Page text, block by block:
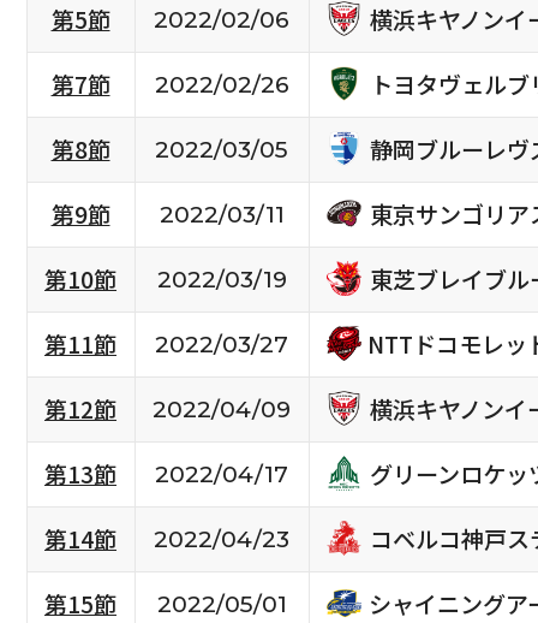
第5節
2022/02/06
横浜キヤノンイ
第7節
2022/02/26
トヨタヴェル
第8節
2022/03/05
静岡ブルーレヴ
第9節
2022/03/11
東京サンゴリア
第10節
2022/03/19
東芝ブレイブ
第11節
2022/03/27
NTTドコモレッ
第12節
2022/04/09
横浜キヤノンイ
第13節
2022/04/17
グリーンロケッ
第14節
2022/04/23
コベルコ神戸
第15節
2022/05/01
シャイニング